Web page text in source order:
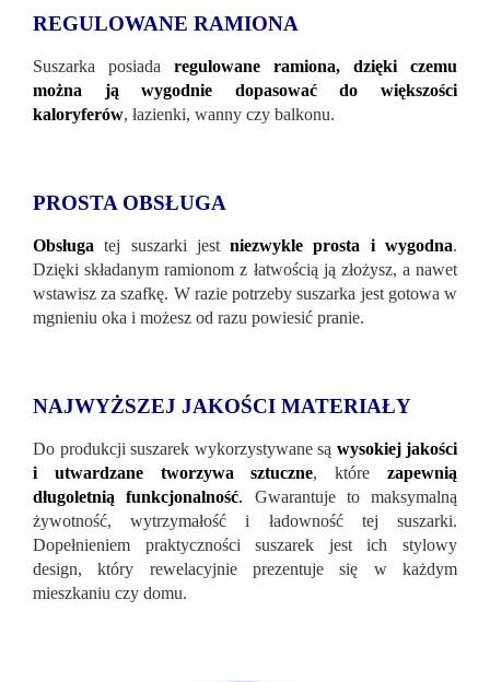
REGULOWANE RAMIONA
Suszarka posiada regulowane ramiona, dzięki czemu
można ją wygodnie dopasować do większości
kaloryferów, łazienki, wanny czy balkonu.
PROSTA OBSŁUGA
Obsługa tej suszarki jestniezwykle prosta i wygodna.
Dzięki składanym ramionom z łatwością ją złożysz, a nawet
wstawisz za szafkę. W razie potrzeby suszarka jest gotowa w
mgnieniu oka i możesz od razu powiesić pranie.
NAJWYŻSZEJ JAKOŚCI MATERIAŁY
Do produkcji suszarek wykorzystywane są wysokiej jakości
i utwardzane tworzywa sztuczne, którezapewnią
długoletnią funkcjonalność. Gwarantuje to maksymalną
żywotność, wytrzymałość i ładowność tej suszarki.
Dopełnieniem praktyczności suszarek jest ich stylowy
design, który rewelacyjnie prezentuje się w każdym
mieszkaniu czy domu.